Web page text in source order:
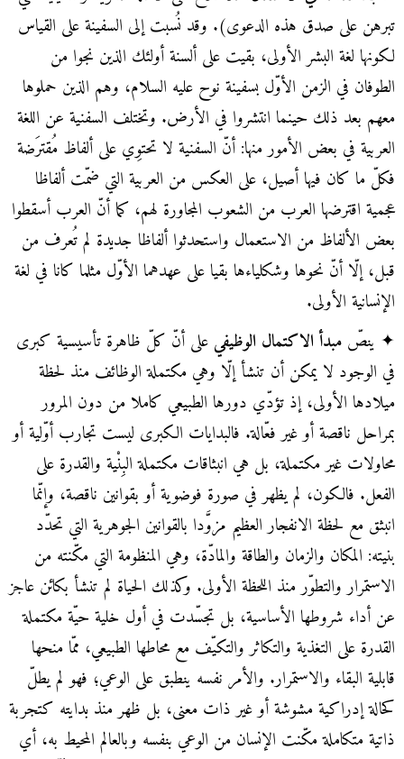
تبرهن على صدق هذه الدعوى). وقد نُسبت إلى السفينة على القياس
لكونها لغة البشر الأولى، بقيت على ألسنة أولئك الذين نجوا من
الطوفان في الزمن الأوّل بسفينة نوح عليه السلام، وهم الذين حملوها
معهم بعد ذلك حينما انتشروا في الأرض. وتختلف السفنية عن اللغة
العربية في بعض الأمور منها: أنّ السفنية لا تحتوِي على ألفاظ مُقترَضة
فكلّ ما كان فيها أصيل، على العكس من العربية التي ضمّت ألفاظا
عجمية اقترضها العرب من الشعوب المجاورة لهم، كما أنّ العرب أسقطوا
بعض الألفاظ من الاستعمال واستحدثوا ألفاظا جديدة لم تُعرف من
قبل، إلّا أنّ نحوها وشكلياءها بقيا على عهدهما الأوّل مثلما كانا في لغة
الإنسانية الأولى.
✦ ينصّمبدأ الاكتمال الوظيفيعلى أنّ كلّ ظاهرة تأسيسية كبرى
في الوجود لا يمكن أن تنشأ إلّا وهي مكتملة الوظائف منذ لحظة
ميلادها الأولى، إذ تؤدّي دورها الطبيعي كاملا من دون المرور
بمراحل ناقصة أو غير فعّالة. فالبدايات الكبرى ليست تجارب أوّلية أو
محاولات غير مكتملة، بل هي انبثاقات مكتملة البِنْية والقدرة على
الفعل. فالكون، لم يظهر في صورة فوضوية أو بقوانين ناقصة، وإنّما
انبثق مع لحظة الانفجار العظيم مزوَّدا بالقوانين الجوهرية التي تحدّد
بنيته: المكان والزمان والطاقة والمادّة، وهي المنظومة التي مكّنته من
الاستمرار والتطوّر منذ اللحظة الأولى. وكذلك الحياة لم تنشأ بكائن عاجز
عن أداء شروطها الأساسية، بل تجسّدت في أول خلية حيّة مكتملة
القدرة على التغذية والتكاثر والتكيّف مع محاطها الطبيعي، ممّا منحها
قابلية البقاء والاستمرار. والأمر نفسه ينطبق على الوعي؛ فهو لم يطلّ
كحالة إدراكية مشوشة أو غير ذات معنى، بل ظهر منذ بدايته كتجربة
ذاتية متكاملة مكّنت الإنسان من الوعي بنفسه وبالعالم المحيط به، أي